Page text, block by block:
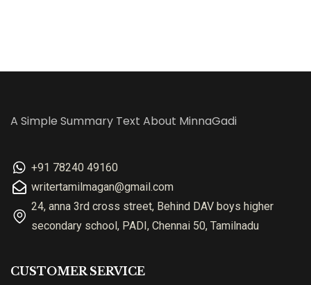
A Simple Summary Text About MinnaGadi
+91 78240 49160
writertamilmagan@gmail.com
24, anna 3rd cross street, Behind DAV boys higher
secondary school, PADI, Chennai 50, Tamilnadu
CUSTOMER SERVICE